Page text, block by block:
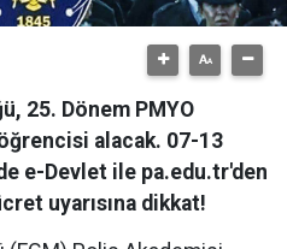
25. Dönem PMYO
alacak. 07-13
e-Devlet ile pa.edu.tr'den
uyarısına dikkat!